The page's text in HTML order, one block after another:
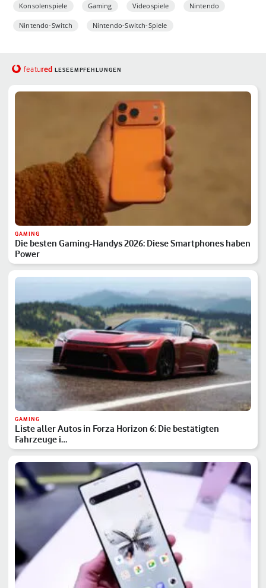
Konsolenspiele Gaming Videospiele Nintendo
Nintendo-Switch Nintendo-Switch-Spiele
featured LESEEMPFEHLUNGEN
GAMING
Die besten Gaming-Handys 2026: Diese Smartphones haben
Power
GAMING
Liste aller Autos in Forza Horizon 6: Die bestätigten
Fahrzeuge i…